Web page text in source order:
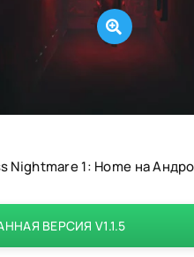
Nightmare 1: Home на
ВЕРСИЯ V1.1.5